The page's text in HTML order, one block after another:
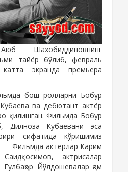
Шахобиддиновнинг
тайёр бўлиб, февраль
экранда премьера
бош ролларни Бобур
ва дебютант актёр
қилишган. Фильмда Бобур
Дилноза Кубаевани эса
сифатида кўришимиз
Фильмда актёрлар Карим
актрисалар
Йўлдошевалар ҳам